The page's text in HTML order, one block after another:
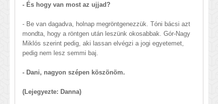
- És hogy van most az ujjad?
- Be van dagadva, holnap megröntgenezzük. Tóni bácsi azt
mondta, hogy a röntgen után leszünk okosabbak. Gór-Nagy
Miklós szerint pedig, aki lassan elvégzi a jogi egyetemet,
pedig nem lesz semmi baj.
- Dani, nagyon szépen köszönöm.
(Lejegyezte: Danna)